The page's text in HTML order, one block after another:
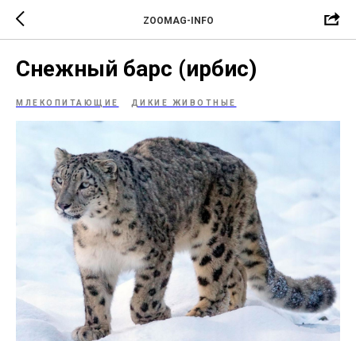
ZOOMAG-INFO
Снежный барс (ирбис)
МЛЕКОПИТАЮЩИЕ ДИКИЕ ЖИВОТНЫЕ